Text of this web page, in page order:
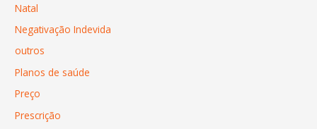
Natal
Negativação Indevida
outros
Planos de saúde
Preço
Prescrição